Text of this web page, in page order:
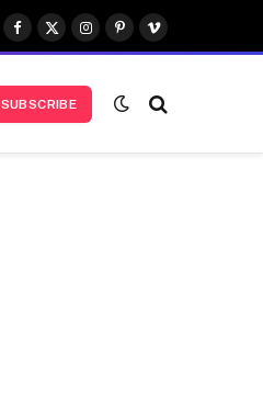
Facebook
X
(Twitter)
Instagram
Pinterest
Vimeo
SUBSCRIBE